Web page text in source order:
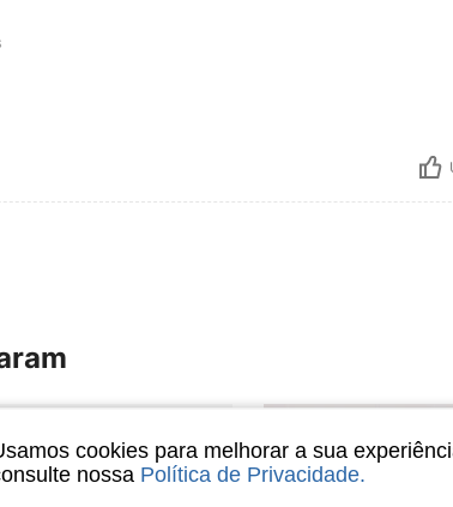
cookies para melhorar a sua
nossa Política de Privacidade.